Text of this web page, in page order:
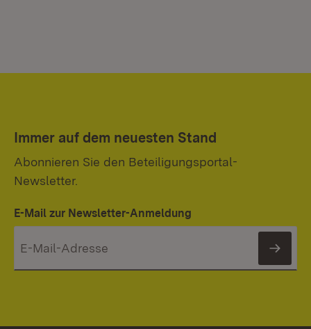
Immer auf dem neuesten Stand
Abonnieren Sie den Beteiligungsportal-
Newsletter.
E-Mail zur Newsletter-Anmeldung